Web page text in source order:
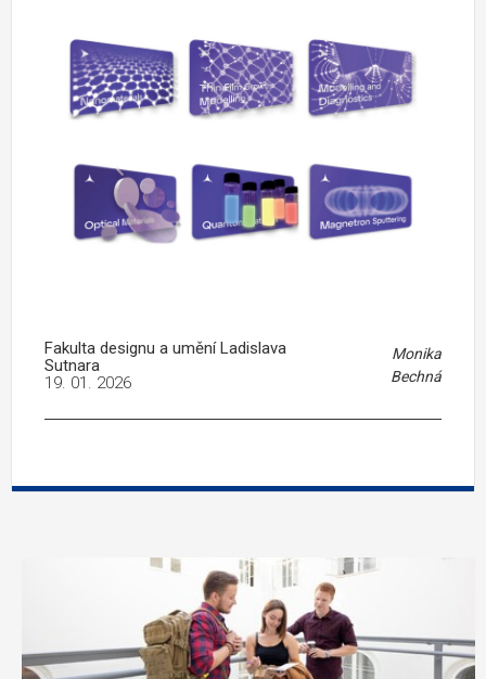
Fakulta designu a umění Ladislava
Sutnara
Monika
Bechná
19. 01. 2026